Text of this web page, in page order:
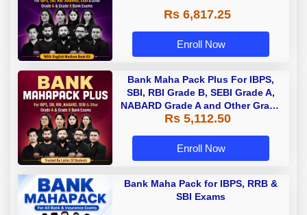
Rs 6,817.25
Enroll Now
Bank Maha Pack Plus For IBPS,
SBI, RBI Grade B, SEBI Grade A,
NABARD Grade A and Other Grade
A & Grade B Bank Exams
Rs 5,112.50
Enroll Now
Bank Maha Pack for IBPS, RRB &
SBI Exams